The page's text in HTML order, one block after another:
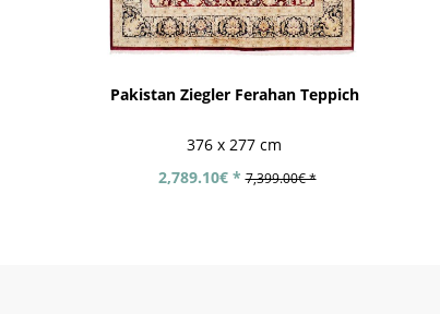
Pakistan Ziegler Ferahan Teppich
376 x 277 cm
2,789.10€ * 7,399.00€ *